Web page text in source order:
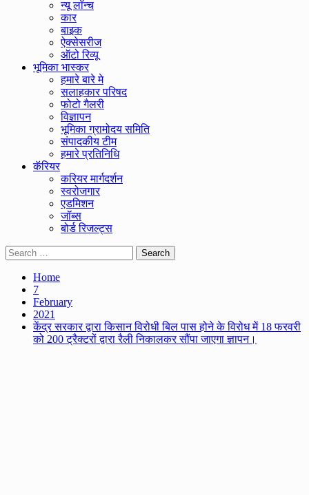
न्यू लॉन्च
कार
बाइक
ऐक्सेसरीज
ऑटो रिव्यू
भूमिका भास्कर
हमारे बारे मे
सलाहकार परिषद
फोटो गैलरी
विज्ञापन
भूमिका ग्रामोदय समिति
संपादकीय टीम
हमारे प्रतिनिधि
कॅरियर
करियर मार्गदर्शन
स्वरोजगार
एडमिशन
जॉब्स
बोर्ड रिजल्ट्स
Search
for:
Home
7
February
2021
केंद्र सरकार द्वारा किसान विरोधी बिल पास होने के विरोध में 18 फरवरी
को 200 ट्रैक्टरों द्वारा रैली निकालकर सौंपा जाएगा ज्ञापन।